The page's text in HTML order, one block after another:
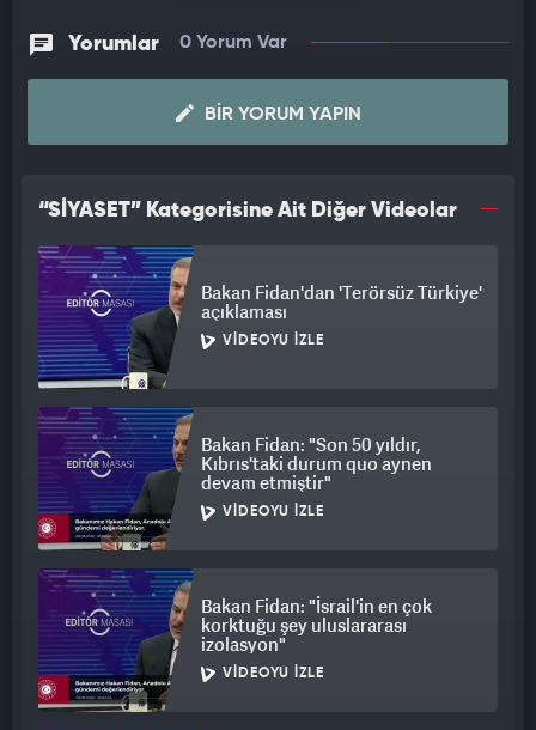
Yorumlar 0 Yorum Var
BIR YORUM YAPIN
“SİYASET” Kategorisine Ait Diğer Videolar
Bakan Fidan'dan 'Terörsüz Türkiye'
açıklaması
VIDEOYU İZLE
Bakan Fidan: "Son 50 yıldır,
Kıbrıs'taki durum quo aynen
devam etmiştir"
VIDEOYU İZLE
Bakan Fidan: "İsrail'in en çok
korktuğu şey uluslararası
izolasyon"
VIDEOYU İZLE